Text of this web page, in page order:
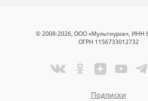
© 2008-2026, ООО «Мультиурок», ИНН
ОГРН 1156733012732
Подписки